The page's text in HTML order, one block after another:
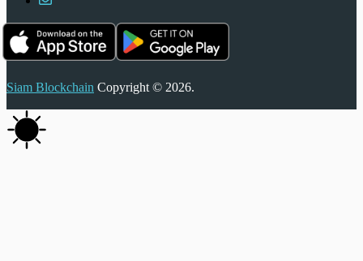
Siam Blockchain Copyright © 2026.